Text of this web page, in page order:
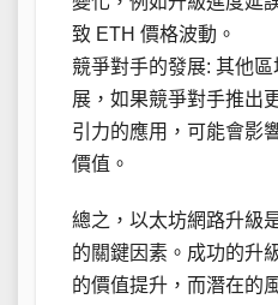
致 ETH 價格波動。
競爭對手的發展: 其他
展，如果競爭對手推出
引力的應用，可能會影
價值。
總之，以太坊網路升級
的關鍵因素。成功的升
的價值提升，而潛在的